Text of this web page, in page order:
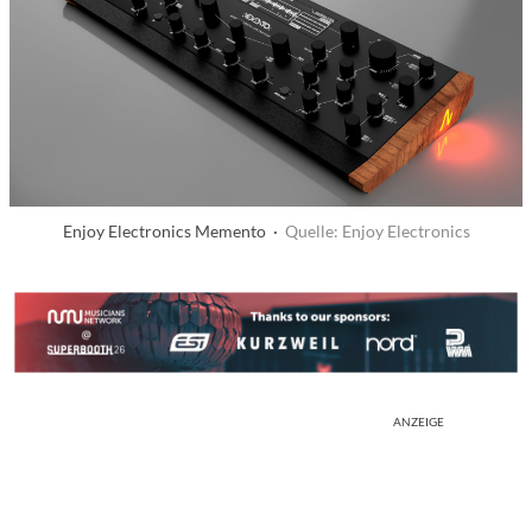
Enjoy Electronics Memento · Quelle: Enjoy Electronics
ANZEIGE